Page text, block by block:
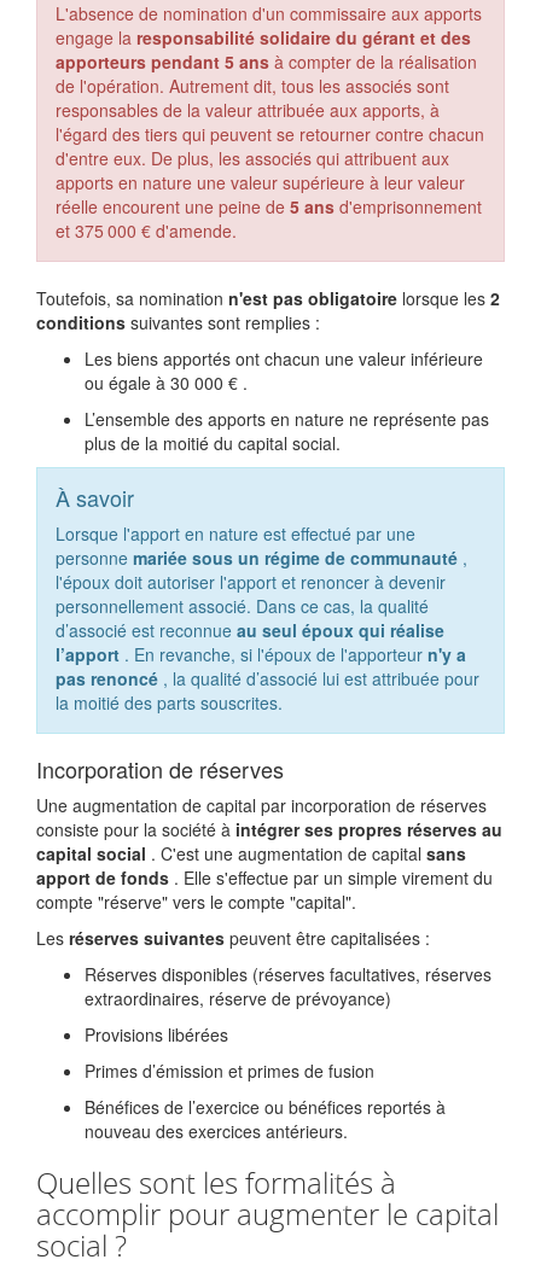
L'absence de nomination d'un commissaire aux apports
engage la responsabilité solidaire du gérant et des
apporteurs pendant 5 ans à compter de la réalisation
de l'opération. Autrement dit, tous les associés sont
responsables de la valeur attribuée aux apports, à
l'égard des tiers qui peuvent se retourner contre chacun
d'entre eux. De plus, les associés qui attribuent aux
apports en nature une valeur supérieure à leur valeur
réelle encourent une peine de 5 ans d'emprisonnement
et 375 000 € d'amende.
Toutefois, sa nomination n'est pas obligatoire lorsque les 2
conditions suivantes sont remplies :
Les biens apportés ont chacun une valeur inférieure
ou égale à 30 000 € .
L’ensemble des apports en nature ne représente pas
plus de la moitié du capital social.
À savoir
Lorsque l'apport en nature est effectué par une
personne mariée sous un régime de communauté ,
l'époux doit autoriser l'apport et renoncer à devenir
personnellement associé. Dans ce cas, la qualité
d’associé est reconnue au seul époux qui réalise
l’apport . En revanche, si l'époux de l'apporteur n'y a
pas renoncé , la qualité d’associé lui est attribuée pour
la moitié des parts souscrites.
Incorporation de réserves
Une augmentation de capital par incorporation de réserves
consiste pour la société à intégrer ses propres réserves au
capital social . C'est une augmentation de capital sans
apport de fonds . Elle s'effectue par un simple virement du
compte "réserve" vers le compte "capital".
Les réserves suivantes peuvent être capitalisées :
Réserves disponibles (réserves facultatives, réserves
extraordinaires, réserve de prévoyance)
Provisions libérées
Primes d’émission et primes de fusion
Bénéfices de l’exercice ou bénéfices reportés à
nouveau des exercices antérieurs.
Quelles sont les formalités à
accomplir pour augmenter le capital
social ?